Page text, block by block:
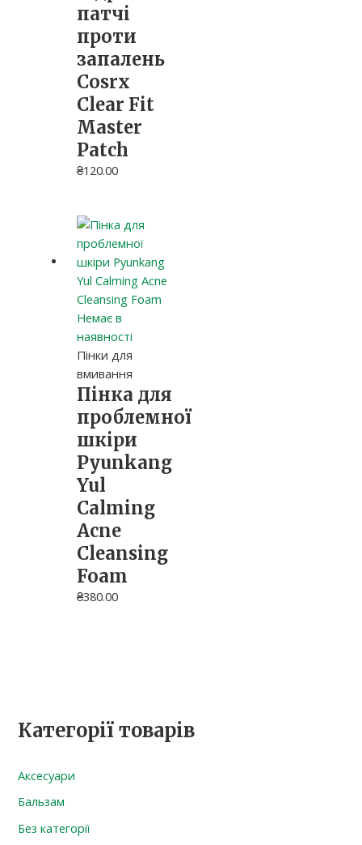
Категорії товарів
Аксесуари
Бальзам
Без категорії
патчі
проти
запалень
Cosrx
Clear Fit
Master
Patch
₴120.00
Немає в
наявності
Пінки для
вмивання
Пінка для
проблемної
шкіри
Pyunkang
Yul
Calming
Acne
Cleansing
Foam
₴380.00